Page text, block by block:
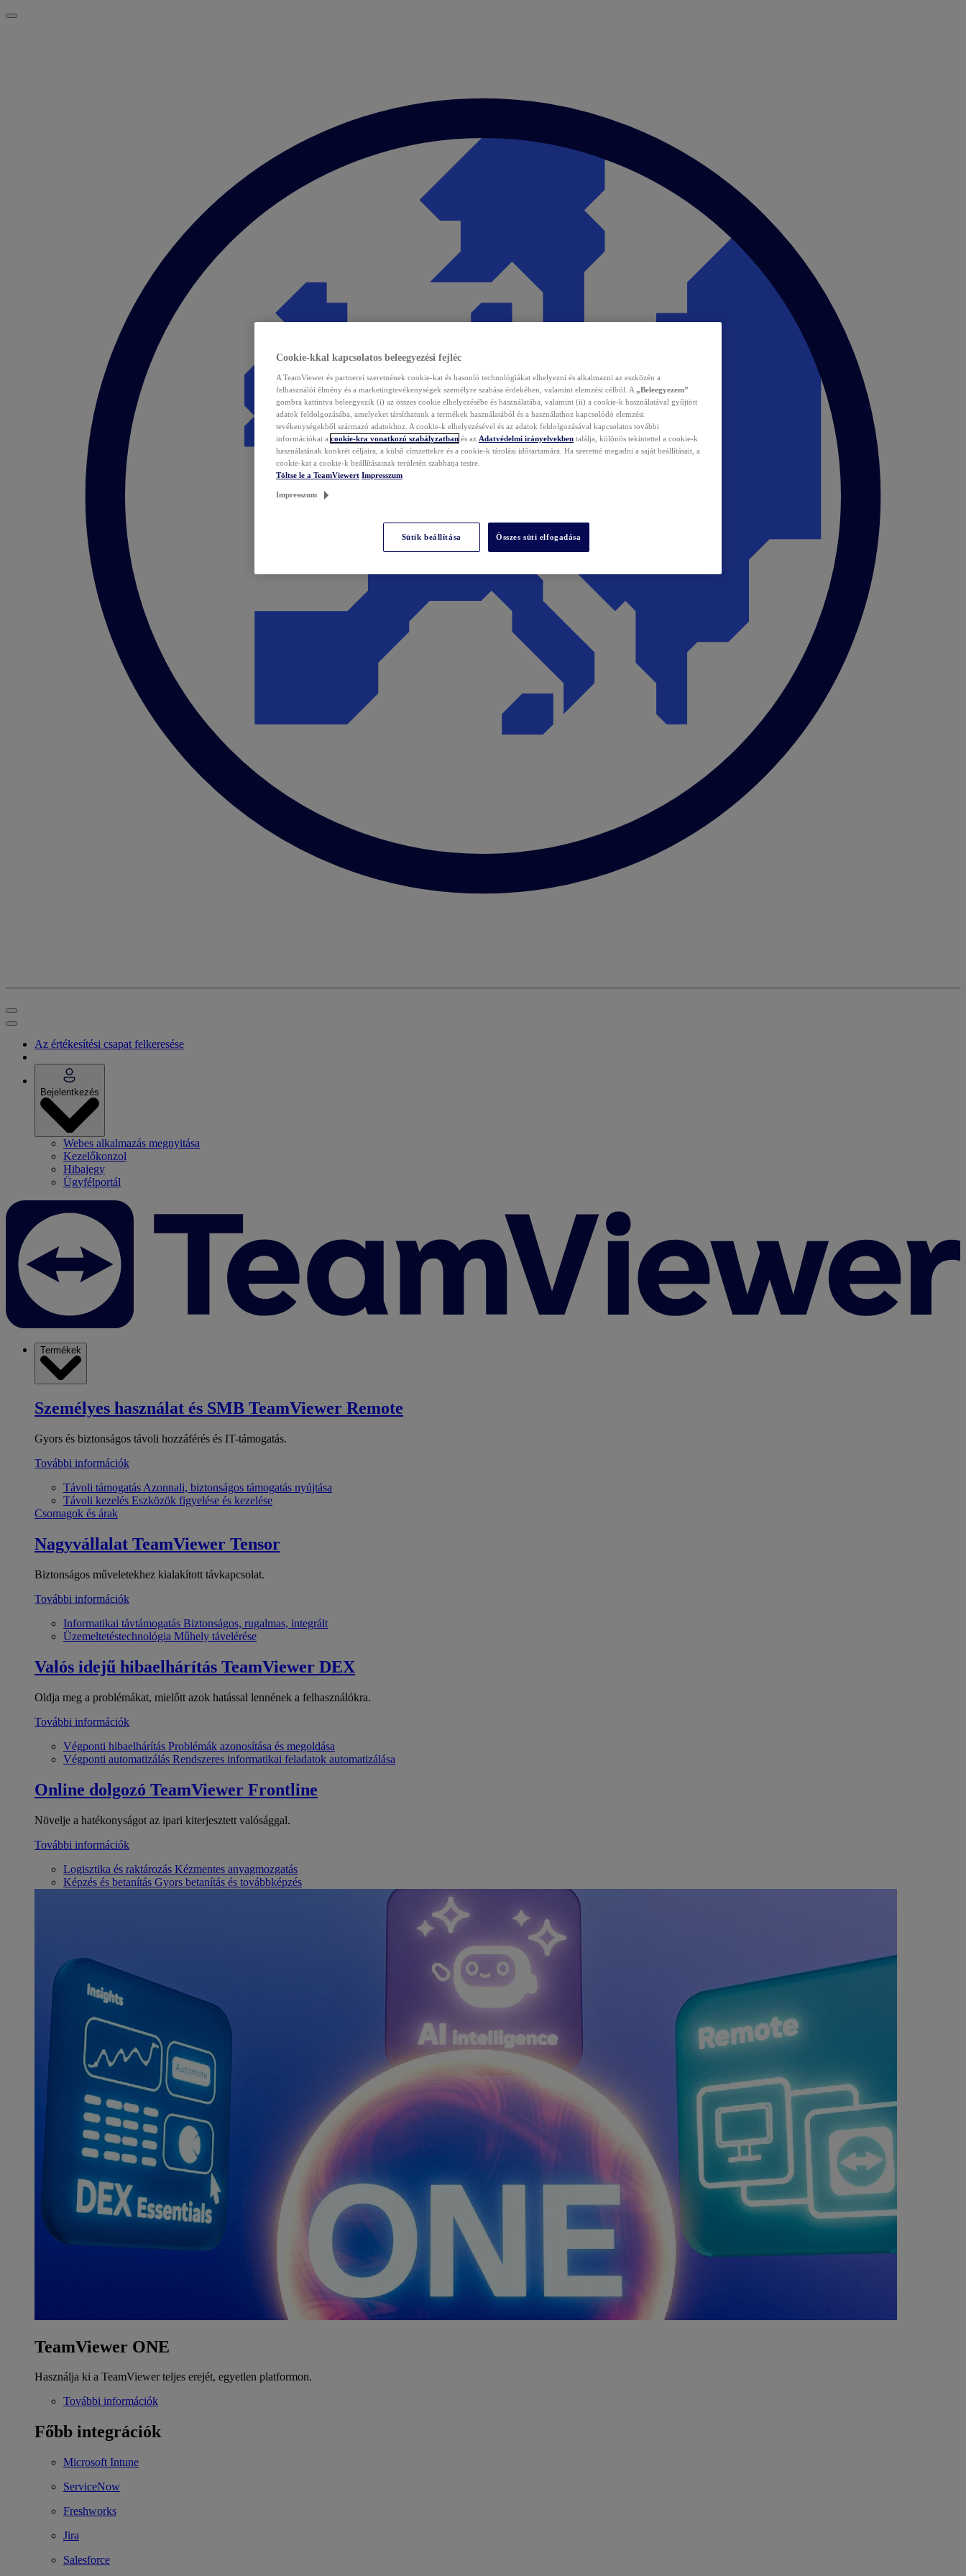
Az értékesítési csapat felkeresése
Bejelentkezés
Webes alkalmazás megnyitása
Kezelőkonzol
Hibajegy
Ügyfélportál
Termékek
Személyes használat és SMB TeamViewer Remote
Gyors és biztonságos távoli hozzáférés és IT-támogatás.
További információk
Távoli támogatás Azonnali, biztonságos támogatás nyújtása
Távoli kezelés Eszközök figyelése és kezelése
Csomagok és árak
Nagyvállalat TeamViewer Tensor
Biztonságos műveletekhez kialakított távkapcsolat.
További információk
Informatikai távtámogatás Biztonságos, rugalmas, integrált
Üzemeltetéstechnológia Műhely távelérése
Valós idejű hibaelhárítás TeamViewer DEX
Oldja meg a problémákat, mielőtt azok hatással lennének a felhasználókra.
További információk
Végponti hibaelhárítás Problémák azonosítása és megoldása
Végponti automatizálás Rendszeres informatikai feladatok automatizálása
Online dolgozó TeamViewer Frontline
Növelje a hatékonyságot az ipari kiterjesztett valósággal.
További információk
Logisztika és raktározás Kézmentes anyagmozgatás
Képzés és betanítás Gyors betanítás és továbbképzés
TeamViewer ONE
Használja ki a TeamViewer teljes erejét, egyetlen platformon.
További információk
Főbb integrációk
Microsoft Intune
ServiceNow
Freshworks
Jira
Salesforce
Cookie-kkal kapcsolatos beleegyezési fejléc
A TeamViewer és partnerei szeretnének cookie-kat és hasonló technológiákat elhelyezni és alkalmazni az eszközén a
felhasználói élmény és a marketingtevékenységek személyre szabása érdekében, valamint elemzési célból. A „Beleegyezem”
gombra kattintva beleegyezik (i) az összes cookie elhelyezésébe és használatába, valamint (ii) a cookie-k használatával gyűjtött
adatok feldolgozásába, amelyeket társíthatunk a termékek használatából és a használathoz kapcsolódó elemzési
tevékenységekből származó adatokhoz. A cookie-k elhelyezésével és az adatok feldolgozásával kapcsolatos további
információkat a cookie-kra vonatkozó szabályzatban és az Adatvédelmi irányelvekben találja, különös tekintettel a cookie-k
használatának konkrét céljaira, a külső címzettekre és a cookie-k tárolási időtartamára. Ha szeretné megadni a saját beállításait, a
cookie-kat a cookie-k beállításainak területén szabhatja testre.
Töltse le a TeamViewert Impresszum
Impresszum
Sütik beállítása Összes süti elfogadása